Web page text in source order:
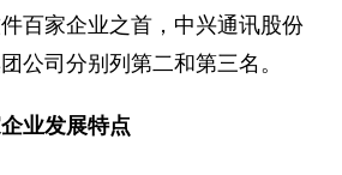
百家企业之首，中兴通讯股份
公司分别列第二和第三名。
业发展特点